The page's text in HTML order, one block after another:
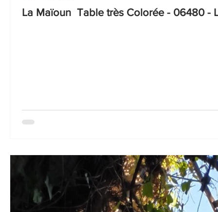
La Maïoun Table très Colorée - 06480 -